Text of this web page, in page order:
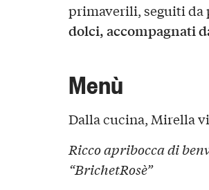
primaverili, seguiti da
dolci, accompagnati
Menù
Dalla cucina, Mirella
Ricco apribocca di
“BrichetRosè”